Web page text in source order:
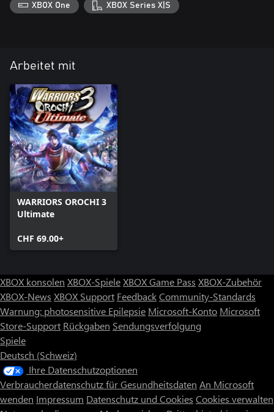
XBOX One XBOX Series X|S
Arbeitet mit
WARRIORS OROCHI 3
Ultimate
CHF 69.00+
XBOX konsolen XBOX-SpieleXBOX Game Pass XBOX-Zubehör
XBOX-News XBOX Support FeedbackCommunity-Standards
Warnung: photosensitive Epilepsie Microsoft-Konto Microsoft
Store-Support Rückgaben Sendungsverfolgung
Spiele
Deutsch (Schweiz)
Ihre Datenschutzoptionen
Verbraucherdatenschutz für Gesundheitsdaten An Microsoft
wenden Impressum Datenschutz und Cookies Cookies verwalten